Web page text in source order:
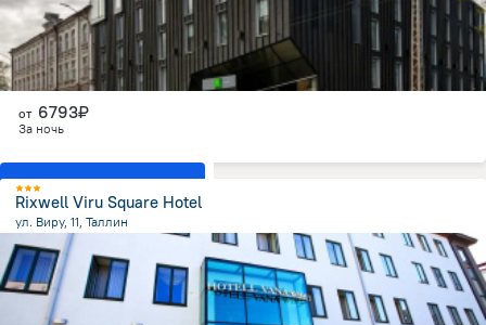
от 6793₽
За ночь
Показать все номера
Rixwell Viru Square Hotel
ул. Виру, 11, Таллин
от центра